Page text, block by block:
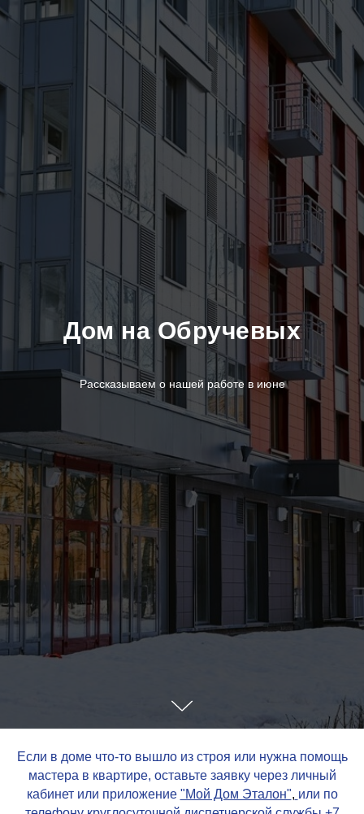
Дом на Обручевых
Рассказываем о нашей работе в июне
Если в доме что-то вышло из строя или нужна помощь
мастера в квартире, оставьте заявку через личный
кабинет или приложение "Мой Дом Эталон", или по